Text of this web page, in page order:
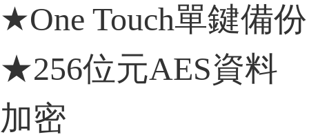
★One Touch單鍵備份
★256位元AES資料
加密